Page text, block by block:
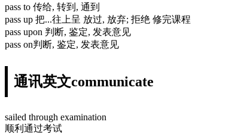
pass to 传给, 转到, 通到
pass up 把...往上呈 放过, 放弃; 拒绝 修完课程
pass upon 判断, 鉴定, 发表意见
pass on判断, 鉴定, 发表意见
通讯英文communicate
sailed through examination
顺利通过考试